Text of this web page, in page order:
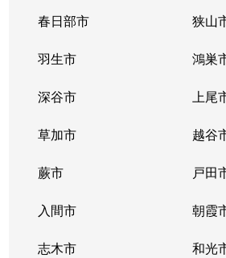
春日部市 狭山
羽生市 鴻巣
深谷市 上尾
草加市 越谷
蕨市 戸田
入間市 朝霞
志木市 和光